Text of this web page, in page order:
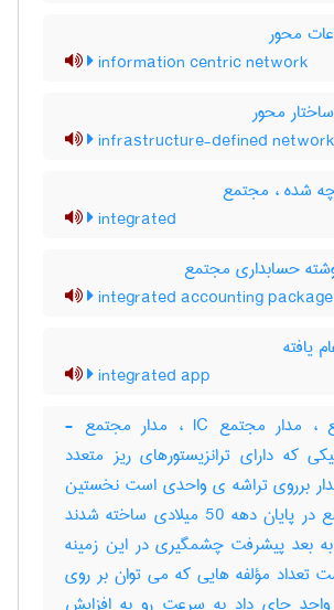
محور
information centric network
محور
infrastructure-defined network
شده ، مجتمع
integrated
حسابداری مجتمع
integrated accounting package
یافته
integrated app
مدار مجتمع ، مدار مجتمع IC ، مدار مجتمع -
که دارای ترانزیستورهای ریز متعدد
برروی تراشه ی واحدی است نخستین
مدارهای مجتمع در پایان دهه 50 میلادی ساخته شدند
بعد پیشرفت چشمگیری در این زمینه
تعداد مؤلفه هایی که می توان بر روی